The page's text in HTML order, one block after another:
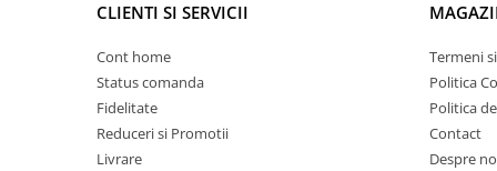
Veste Reflectorizante de Avertizare
Elemente Caroserie
Capace inox si jante
Capace piulite
Deflectoare geam
CLIENTI SI SERVICII
Cont home
Status comanda
Fidelitate
Reduceri si Promotii
Livrare
Termeni
Politica
Politica
Contact
Despre